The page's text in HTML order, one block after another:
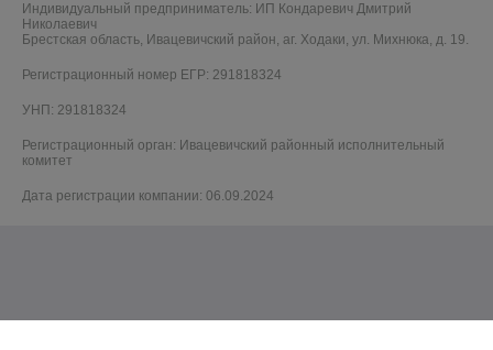
Индивидуальный предприниматель: ИП Кондаревич Дмитрий
Николаевич
Брестская область, Ивацевичский район, аг. Ходаки, ул. Михнюка, д. 19.
Регистрационный номер ЕГР: 291818324
УНП: 291818324
Регистрационный орган: Ивацевичский районный исполнительный
комитет
Дата регистрации компании: 06.09.2024